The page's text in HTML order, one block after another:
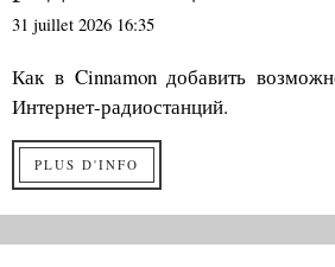
31 juillet 2026 16:35
Как в Cinnamon добавить
Интернет-радиостанций.
PLUS D'INFO